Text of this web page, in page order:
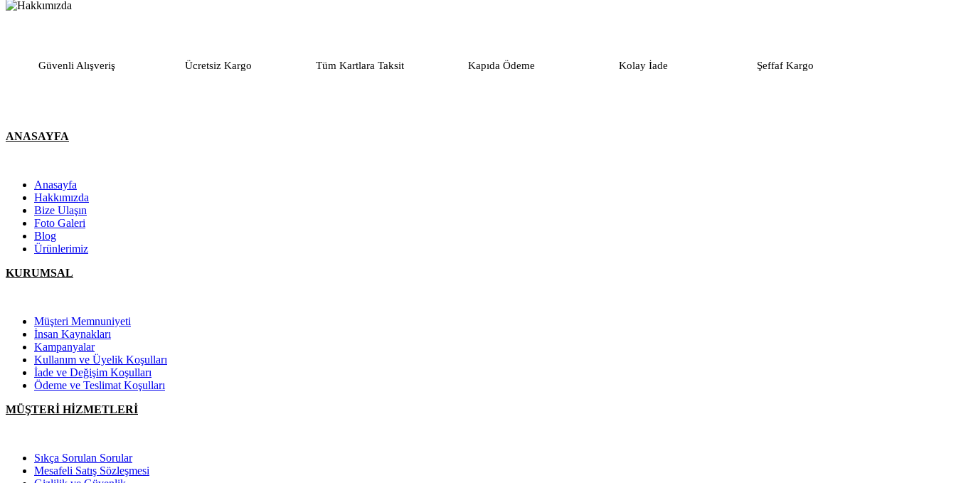
Güvenli Alışveriş Ücretsiz Kargo Tüm Kartlara Taksit Kapıda Ödeme Kolay İade Şeffaf Kargo
ANASAYFA
Anasayfa
Hakkımızda
Bize Ulaşın
Foto Galeri
Blog
Ürünlerimiz
KURUMSAL
Müşteri Memnuniyeti
İnsan Kaynakları
Kampanyalar
Kullanım ve Üyelik Koşulları
İade ve Değişim Koşulları
Ödeme ve Teslimat Koşulları
MÜŞTERİ HİZMETLERİ
Sıkça Sorulan Sorular
Mesafeli Satış Sözleşmesi